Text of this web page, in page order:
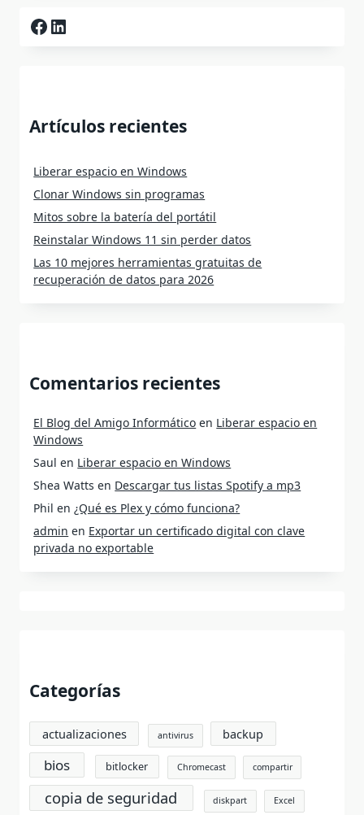
Facebook
LinkedIn
Artículos recientes
Liberar espacio en Windows
Clonar Windows sin programas
Mitos sobre la batería del portátil
Reinstalar Windows 11 sin perder datos
Las 10 mejores herramientas gratuitas de
recuperación de datos para 2026
Comentarios recientes
El Blog del Amigo Informático en Liberar espacio en
Windows
Saul en Liberar espacio en Windows
Shea Watts en Descargar tus listas Spotify a mp3
Phil en¿Qué es Plex y cómo funciona?
admin en Exportar un certificado digital con clave
privada no exportable
Categorías
actualizaciones antivirus backup
bios bitlocker Chromecast compartir
copia de seguridad diskpart Excel